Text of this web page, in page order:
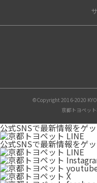
©Copyright 2016-2020
京都トヨペッ
公式SNSで最新情報をゲ
公式SNSで最新情報をゲッ